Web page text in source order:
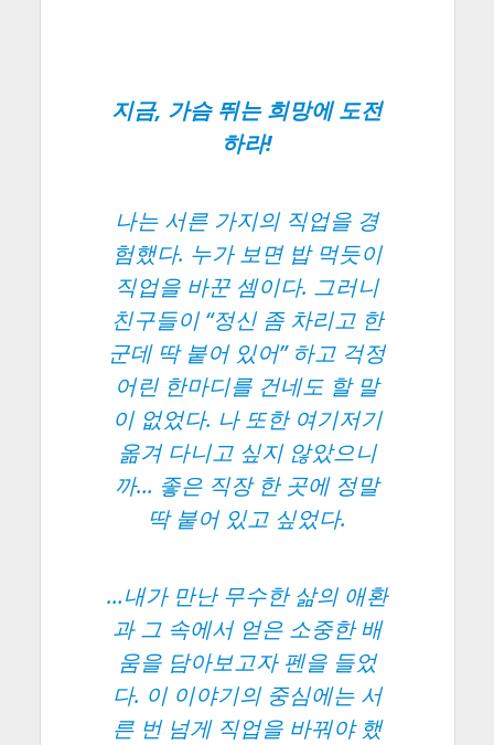
지금, 가슴 뛰는 희망에 도전
하라!
나는 서른 가지의 직업을 경
험했다. 누가 보면 밥 먹듯이
직업을 바꾼 셈이다. 그러니
친구들이 “정신 좀 차리고 한
군데 딱 붙어 있어” 하고 걱정
어린 한마디를 건네도 할 말
이 없었다. 나 또한 여기저기
옮겨 다니고 싶지 않았으니
까… 좋은 직장 한 곳에 정말
딱 붙어 있고 싶었다.
…내가 만난 무수한 삶의 애환
과 그 속에서 얻은 소중한 배
움을 담아보고자 펜을 들었
다. 이 이야기의 중심에는 서
른 번 넘게 직업을 바꿔야 했